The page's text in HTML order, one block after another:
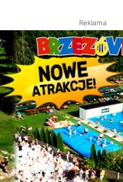
Reklama